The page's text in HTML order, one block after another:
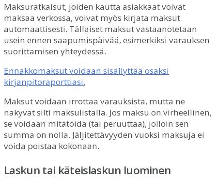
Maksuratkaisut, joiden kautta asiakkaatvoivat
maksaa verkossa, voivat myös kirjata maksut
automaattisesti. Tällaiset maksutvastaanotetaan
usein ennen saapumispäivää, esimerkiksi varauksen
suorittamisen yhteydessä.
Ennakkomaksutvoidaan sisällyttää osaksi
kirjanpitoraporttiasi.
Maksutvoidaan irrottaa varauksista, mutta ne
näkyvätsilti maksulistalla. Jos maksu on virheellinen,
se voidaan mitätöidä (tai peruuttaa), jolloin sen
summa on nolla. Jäljitettävyyden vuoksi maksuja ei
voida poistaa kokonaan.
Laskuntai käteislaskun luominen